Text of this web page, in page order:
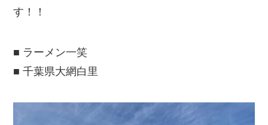
す！！
■ ラーメン一笑
■ 千葉県大網白里